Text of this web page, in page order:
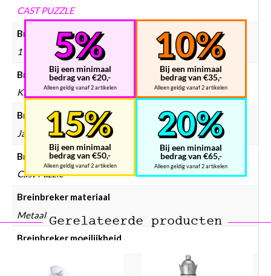
CAST PUZZLE
Breinbreker aantal spelers
1
Breinbreker doelgroep
Kinderen, Volwassenen
Breinbreker hersenkrakers
Ja
Breinbreker merken
Cast Puzzle
Breinbreker materiaal
Metaal
Breinbreker moeilijkheid
Breinbreker prijsklasse
Bij een minimaal
bedrag van €20,-
Alleen geldig vanaf 2 artikelen
Bij een minimaal
bedrag van €35,-
Alleen geldig vanaf 2 artikelen
Bij een minimaal
bedrag van €50,-
Alleen geldig vanaf 2 artikelen
Bij een minimaal
bedrag van €65,-
Alleen geldig vanaf 2 artikelen
Gerelateerde producten